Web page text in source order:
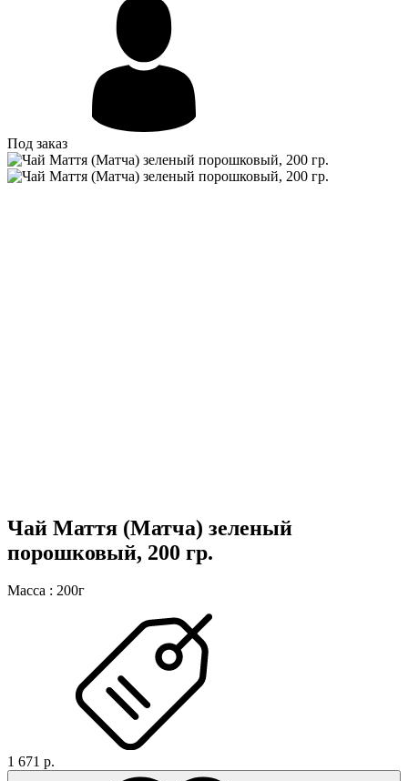
Под заказ
Чай Маття (Матча) зеленый
порошковый, 200 гр.
Масса : 200г
1 671 р.